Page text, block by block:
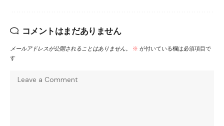
コメントはまだありません
メールアドレスが公開されることはありません。 ※ が付いている欄は必須項目で
す